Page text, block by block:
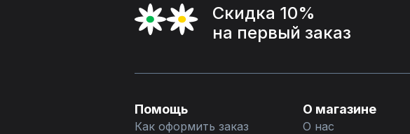
Скидка 10%
на первый заказ
Помощь
Как оформить заказ
О магазине
О нас